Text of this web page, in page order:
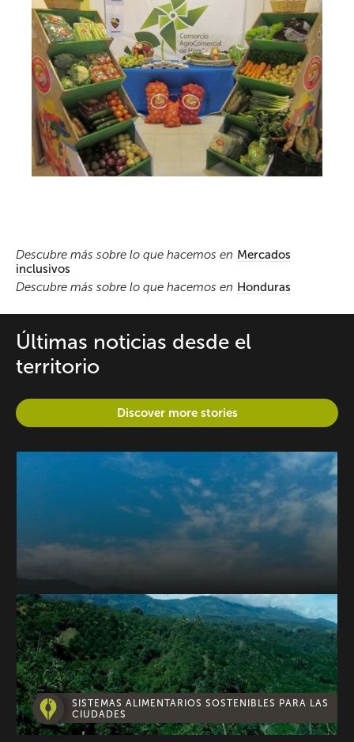
Descubre más sobre lo que hacemos en Mercados
inclusivos
Descubre más sobre lo que hacemos en Honduras
Últimas noticias desde el
territorio
Discover more stories
SISTEMAS ALIMENTARIOS SOSTENIBLES PARA LAS
CIUDADES